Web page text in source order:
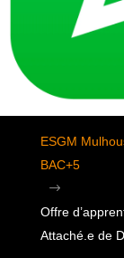
ESGM
BAC+5
$
Offre
Attaché.e de